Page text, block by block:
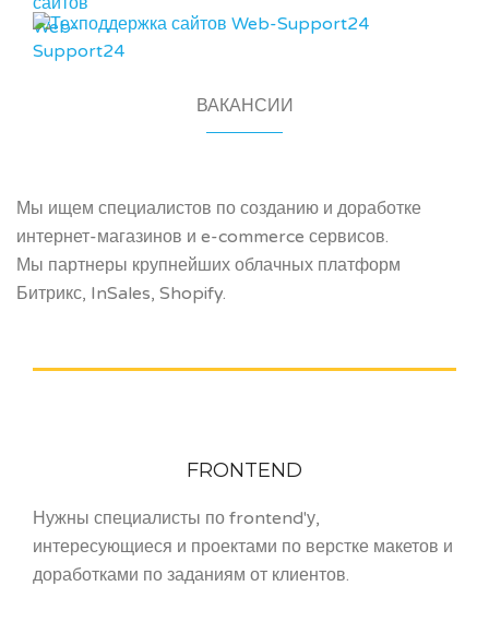
ВАКАНСИИ
Мы ищем специалистов по созданию и доработке
интернет-магазинов и e-commerce сервисов.
Мы партнеры крупнейших облачных платформ
Битрикс, InSales, Shopify.
FRONTEND
Нужны специалисты по frontend'у,
интересующиеся и проектами по верстке макетов и
доработками по заданиям от клиентов.